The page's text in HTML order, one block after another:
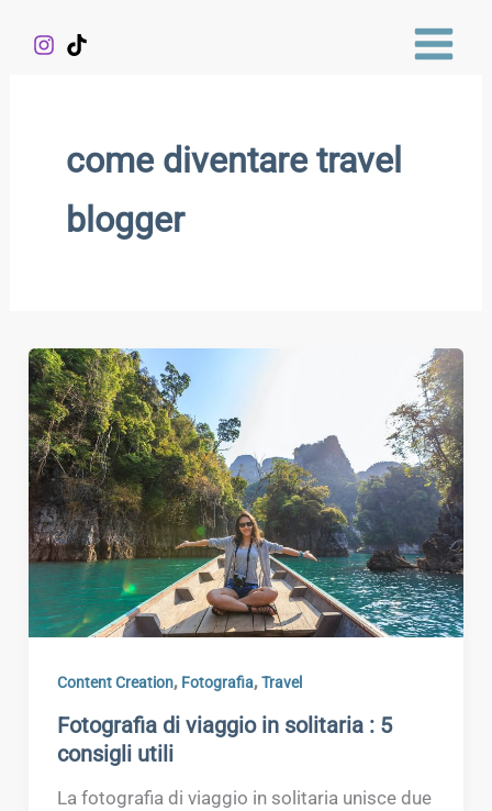
come diventare travel
blogger
Content Creation, Fotografia,Travel
Fotografia di viaggio in solitaria : 5
consigli utili
La fotografia di viaggio in solitaria unisce due